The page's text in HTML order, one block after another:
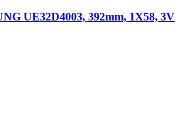
UE32D4003, 392mm, 1X58, 3V